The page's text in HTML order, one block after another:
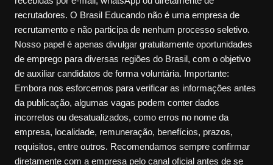
recrutadores. O Brasil Educando não é uma empresa de
recrutamento e não participa de nenhum processo seletivo.
Nosso papel é apenas divulgar gratuitamente oportunidades
de emprego para diversas regiões do Brasil, com o objetivo
de auxiliar candidatos de forma voluntária. Importante:
Embora nos esforcemos para verificar as informações antes
da publicação, algumas vagas podem conter dados
incorretos ou desatualizados, como erros no nome da
empresa, localidade, remuneração, benefícios, prazos,
requisitos, entre outros. Recomendamos sempre confirmar
diretamente com a empresa pelo canal oficial antes de se